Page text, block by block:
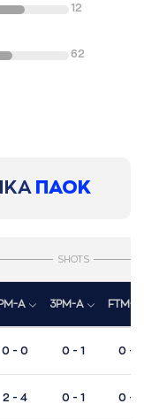
12
62
ΠΑΟΚ
SHOTS
A 3PM-A FTM-A
0 - 0 0 - 1 0 - 0
2 - 4 0 - 1 0 - 0